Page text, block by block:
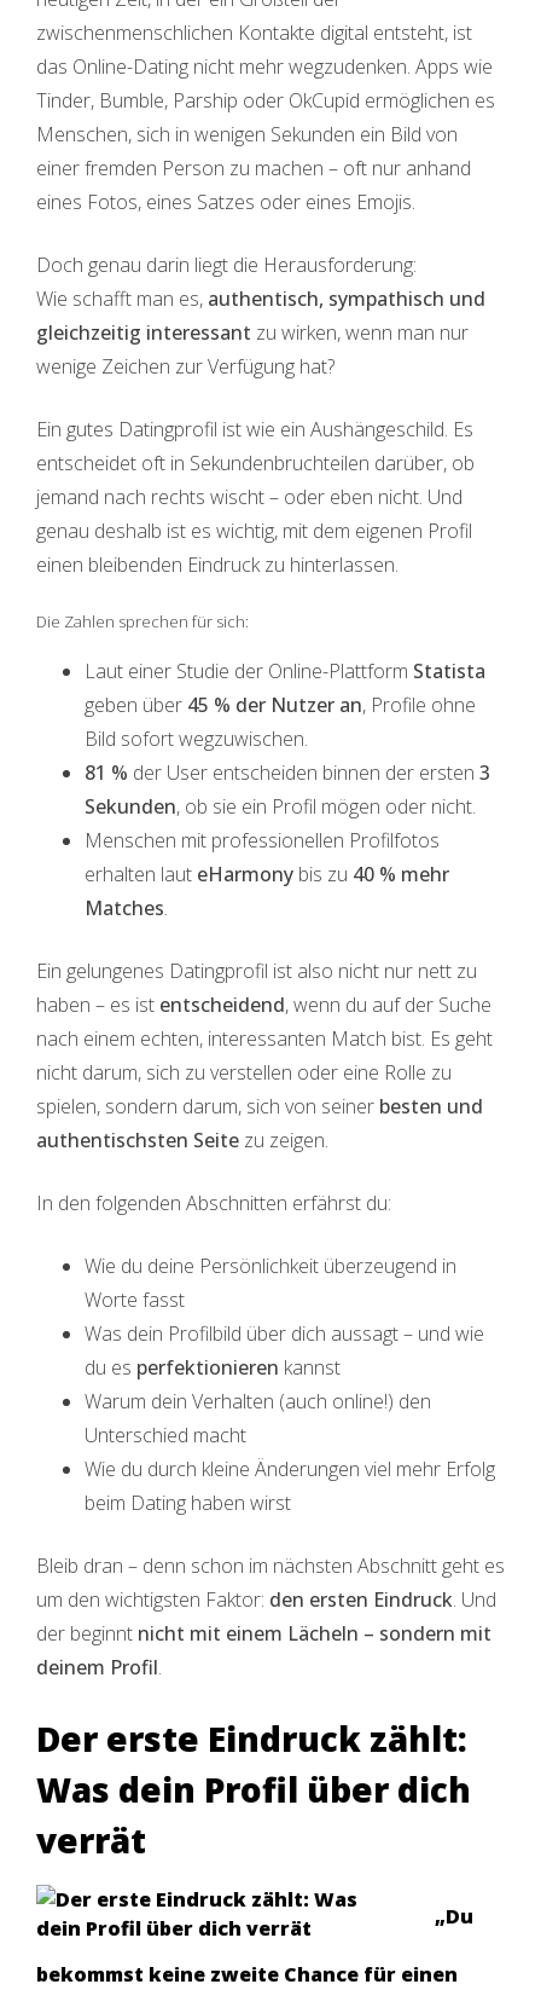
zwischenmenschlichen Kontakte digital entsteht, ist
das Online-Dating nicht mehr wegzudenken. Apps wie
Tinder, Bumble, Parship oder OkCupid ermöglichen es
Menschen, sich in wenigen Sekunden ein Bild von
einer fremden Person zu machen – oft nur anhand
eines Fotos, eines Satzes oder eines Emojis.
Doch genau darin liegt die Herausforderung:
Wie schafft man es, authentisch, sympathisch und
gleichzeitig interessant zu wirken, wenn man nur
wenige Zeichen zur Verfügung hat?
Ein gutes Datingprofil ist wie ein Aushängeschild. Es
entscheidet oft in Sekundenbruchteilen darüber, ob
jemand nach rechts wischt – oder eben nicht. Und
genau deshalb ist es wichtig, mit dem eigenen Profil
einen bleibenden Eindruck zu hinterlassen.
Die Zahlen sprechen für sich:
Laut einer Studie der Online-Plattform Statista
geben über 45 % der Nutzer an, Profile ohne
Bild sofort wegzuwischen.
81 % der User entscheiden binnen der ersten 3
Sekunden, ob sie ein Profil mögen oder nicht.
Menschen mit professionellen Profilfotos
erhalten laut eHarmony bis zu 40 % mehr
Matches.
Ein gelungenes Datingprofil ist also nicht nur nett zu
haben – es ist entscheidend, wenn du auf der Suche
nach einem echten, interessanten Match bist. Es geht
nicht darum, sich zu verstellen oder eine Rolle zu
spielen, sondern darum, sich von seiner besten und
authentischsten Seite zu zeigen.
In den folgenden Abschnitten erfährst du:
Wie du deine Persönlichkeit überzeugend in
Worte fasst
Was dein Profilbild über dich aussagt – und wie
du es perfektionieren kannst
Warum dein Verhalten (auch online!) den
Unterschied macht
Wie du durch kleine Änderungen viel mehr Erfolg
beim Dating haben wirst
Bleib dran – denn schon im nächsten Abschnitt geht es
um den wichtigsten Faktor: den ersten Eindruck. Und
der beginnt nicht mit einem Lächeln – sondern mit
deinem Profil.
Der erste Eindruck zählt:
Was dein Profil über dich
verrät
„Du
bekommst keine zweite Chance für einen